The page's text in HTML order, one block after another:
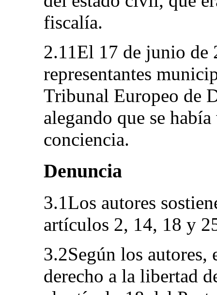
fiscalía.
2.11El 17 de junio de
representantes
Tribunal Europeo de
alegando que se
conciencia.
Denuncia
3.1Los autores
artículos 2, 14, 18 y
3.2Según los
derecho a la libertad